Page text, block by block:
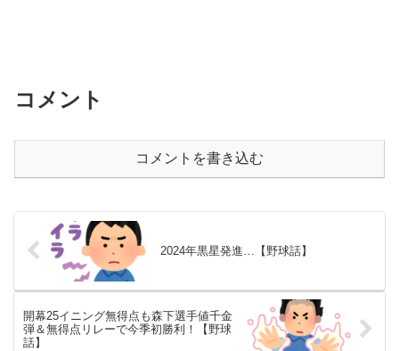
コメント
コメントを書き込む
2024年黒星発進…【野球話】
開幕25イニング無得点も森下選手値千金
弾＆無得点リレーで今季初勝利！【野球
話】